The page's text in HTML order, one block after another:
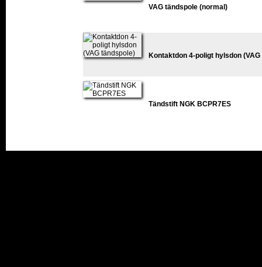
VAG tändspole (normal)
Kontaktdon 4-poligt hylsdon
Tändstift NGK BCPR7ES